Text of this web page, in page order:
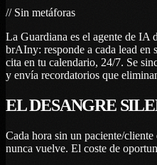
// Sin metáforas
La Guardiana es el agente de IA
brAIny: responde a cada lead en
cita en tu calendario, 24/7. Se
y envía recordatorios que
EL DESANGRE
Cada hora sin un paciente/
nunca vuelve. El coste de